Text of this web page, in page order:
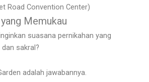
Road Convention Center)
Memukau
suasana pernikahan yang
sakral?
adalah jawabannya.